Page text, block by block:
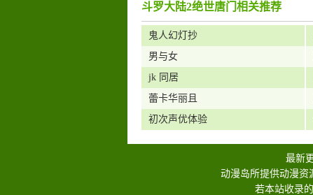
斗罗大陆2绝世唐门相关推荐
鬼人幻灯抄
男与女
jk 同居
蕾卡华丽且
初次声优体验
最新
动漫岛所提供动漫资
若本站收录